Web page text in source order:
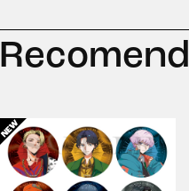
Recomend